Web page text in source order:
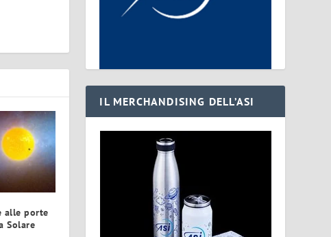
alle porte
Solare
IL MERCHANDISING DELL’ASI